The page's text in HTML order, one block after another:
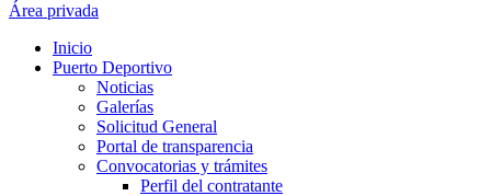
Área privada
Inicio
Puerto Deportivo
Noticias
Galerías
Solicitud General
Portal de transparencia
Convocatorias y trámites
Perfil del contratante